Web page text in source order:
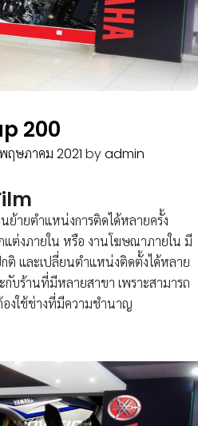
200
ฤษภาคม 2021 byadmin
ย้ายตําแหน่งการติดได้หลายครั้ง
ต่งภายใน หรือ งานโฆษณาภายใน มี
ติ และเปลี่ยนตําแหน่งติดตั้งได้หลาย
กับร้านที่มีหลายสาขา เพราะสามารถ
องใช้ช่างที่มีความชำนาญ